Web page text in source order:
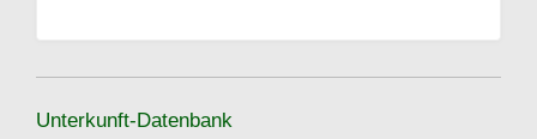
Unterkunft-Datenbank